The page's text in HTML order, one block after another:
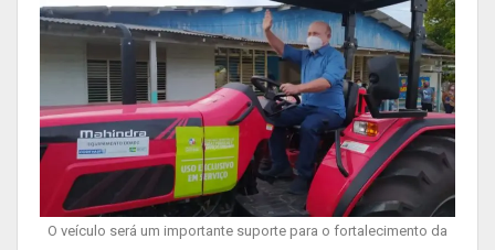
O veículo será um importante suporte para o fortalecimento da